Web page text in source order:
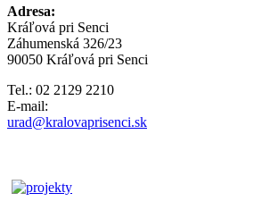
Adresa:
Kráľová pri Senci
Záhumenská 326/23
90050 Kráľová pri Senci
Tel.: 02 2129 2210
E-mail:
urad@kralovaprisenci.sk